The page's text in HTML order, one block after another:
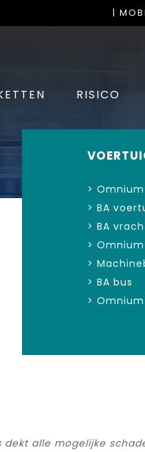
|
RISICO
>
> BA
> BA
>
>
> BA bus
>
alle mogelijke